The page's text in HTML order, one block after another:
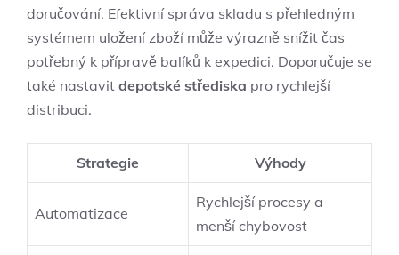
doručování. Efektivní správa skladu s přehledným
systémem uložení zboží může výrazně snížit čas
potřebný k přípravě balíků k expedici. Doporučuje se
také nastavit depotské střediska pro rychlejší
distribuci.
Strategie Výhody
Automatizace
Rychlejší procesy a
menší chybovost